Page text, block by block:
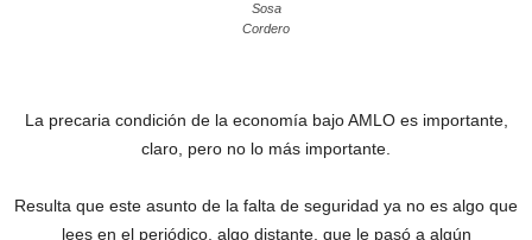
Sosa
Cordero
La precaria condición de la economía bajo AMLO es importante,
claro, pero no lo más importante.
Resulta que este asunto de la falta de seguridad ya no es algo que
lees en el periódico, algo distante, que le pasó a algún